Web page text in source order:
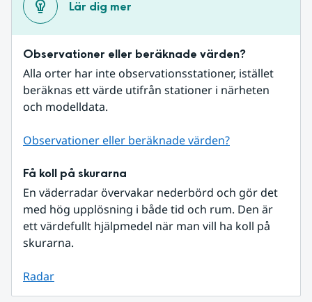
Lär dig mer
Observationer eller beräknade värden?
Alla orter har inte observationsstationer, istället
beräknas ett värde utifrån stationer i närheten
och modelldata.
Observationer eller beräknade värden?
Få koll på skurarna
En väderradar övervakar nederbörd och gör det
med hög upplösning i både tid och rum. Den är
ett värdefullt hjälpmedel när man vill ha koll på
skurarna.
Radar